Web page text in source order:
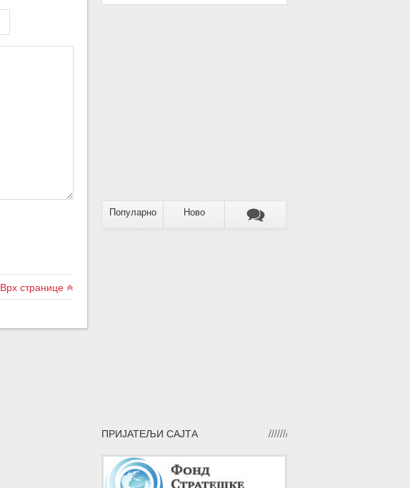
Врх странице
Популарно Ново
ПРИЈАТЕЉИ САЈТА